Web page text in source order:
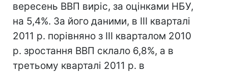
вересень ВВП виріс, за оцінками НБУ,
на 5,4%. За його даними, в ІІІ кварталі
2011 р. порівняно з ІІІ кварталом 2010
р. зростання ВВП склало 6,8%, а в
третьому кварталі 2011 р. в